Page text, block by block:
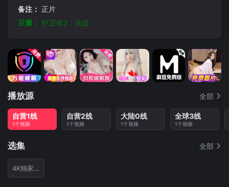
备注： 正片
豆瓣： 护卫者3：决战
播放源 全部
自营1线
1个视频
自营2线
1个视频
大陆0线
1个视频
全球3线
1个视频
选集 全部
4K独家首发